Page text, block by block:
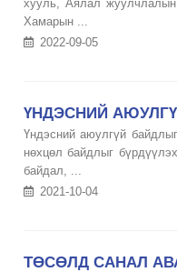
хууль, Аялал жуулчлалын
Хамарын ...
2022-09-05
ҮНДЭСНИЙ
Үндэсний аюулгүй
нөхцөл байдлыг
байдал, ...
2021-10-04
ТӨСӨЛД САНАЛ